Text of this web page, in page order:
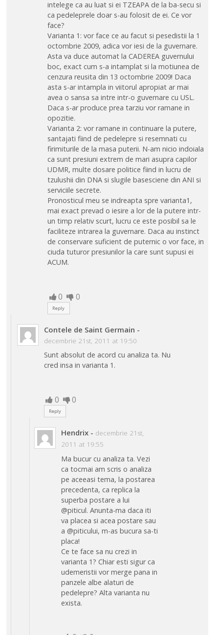
intelege ca au luat si ei TZEAPA de la ba-secu si
ca pedeleprele doar s-au folosit de ei. Ce vor
face?
Varianta 1: vor face ce au facut si pesedistii la 1
octombrie 2009, adica vor iesi de la guvernare.
Asta va duce automat la CADEREA guvernului
boc, exact cum s-a intamplat si la motiunea de
cenzura reusita din 13 octombrie 2009! Daca
asta s-ar intampla in viitorul apropiat ar mai
avea o sansa sa intre intr-o guvernare cu USL.
Daca s-ar produce prea tarziu vor ramane in
opozitie.
Varianta 2: vor ramane in continuare la putere,
santajati fiind de pedelepre si resemnati cu
firimiturile de la masa puterii. N-am nicio indoiala
ca sunt presiuni extrem de mari asupra capilor
UDMR, multe dosare politice fiind in lucru de
tzulushii din DNA si slugile basesciene din ANI si
serviciile secrete.
Pronosticul meu se indreapta spre varianta1,
mai exact prevad o iesire a lor de la putere intr-
un timp relativ scurt, lucru ce este posibil sa le
faciliteze intrarea la guvernare. Daca au instinct
de conservare suficient de puternic o vor face, in
ciuda tuturor presiunilor la care sunt supusi ei
ACUM.
0 0
Reply
Contele de Saint Germain -
decembrie 21st, 2011 at 19:50
Sunt absolut de acord cu analiza ta. Nu
cred insa in varianta 1.
0 0
Reply
Hendrix - decembrie 21st,
2011 at 19:55
Ma bucur cu analiza ta. Vezi
ca tocmai am scris o analiza
pe aceeasi tema, la postarea
precedenta, ca replica la
superba postare a lui
@piticul. Anunta-ma daca iti
va placea si acea postare sau
a @piticului, m-as bucura sa-ti
placa!
Ce te face sa nu crezi in
varianta 1? Chiar esti sigur ca
udemeristii vor merge pana in
panzele albe alaturi de
pedelepre? Alta varianta nu
exista.